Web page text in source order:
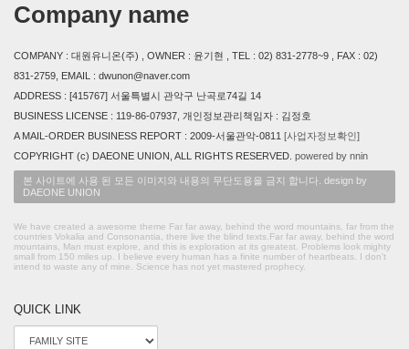
Company name
COMPANY : 대원유니온(주) , OWNER : 윤기현 , TEL : 02) 831-2778~9 , FAX : 02)
831-2759, EMAIL : dwunon@naver.com
ADDRESS : [415767] 서울특별시 관악구 난곡로74길 14
BUSINESS LICENSE : 119-86-07937, 개인정보관리책임자 : 김정호
A MAIL-ORDER BUSINESS REPORT : 2009-서울관악-0811 [사업자정보확인]
COPYRIGHT (c) DAEONE UNION, ALL RIGHTS RESERVED. powered by nnin
본 사이트에 사용 된 모든 이미지와 내용의 무단도용을 금지 합니다. design by
DAEONE UNION
We have created a awesome theme Far far away, behind the word mountains, far from the
countries Vokalia and Consonantia, there live the blind texts.Far far away, behind the word
mountains, Man must explore, and this is exploration at its greatest. Problems look mighty
small from 150 miles up. I believe every human has a finite number of heartbeats. I don't
intend to waste any of mine. Science has not yet mastered prophecy.
QUICK LINK